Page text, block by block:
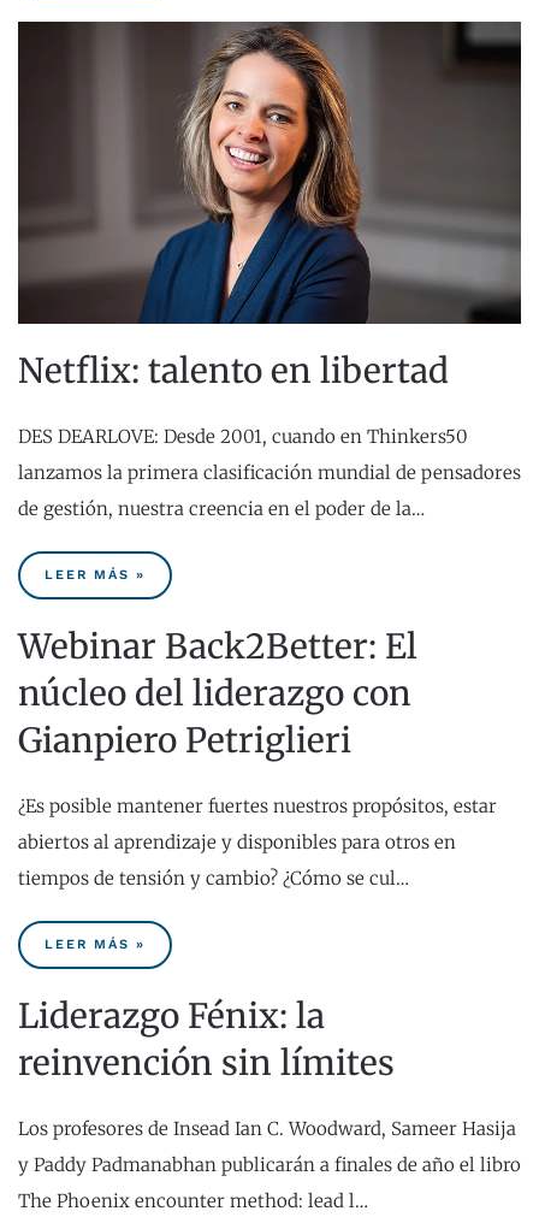
Netflix: talento en libertad
DES DEARLOVE: Desde 2001, cuando en Thinkers50
lanzamos la primera clasificación mundial de pensadores
de gestión, nuestra creencia en el poder de la…
LEER MÁS »
Webinar Back2Better: El
núcleo del liderazgo con
Gianpiero Petriglieri
¿Es posible mantener fuertes nuestros propósitos, estar
abiertos al aprendizaje y disponibles para otros en
tiempos de tensión y cambio? ¿Cómo se cul…
LEER MÁS »
Liderazgo Fénix: la
reinvención sin límites
Los profesores de Insead Ian C. Woodward, Sameer Hasija
y Paddy Padmanabhan publicarán a finales de año el libro
The Phoenix encounter method: lead l…